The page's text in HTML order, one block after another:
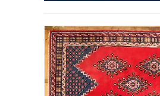
Írán
Kavkaz
Pákistán
Turecko
Turkmenistán